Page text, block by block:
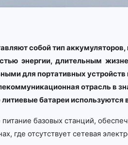
собой тип
энергии, длительным
для портативных
отрасль в
батареи
базовых станций,
где отсутствует сетевая